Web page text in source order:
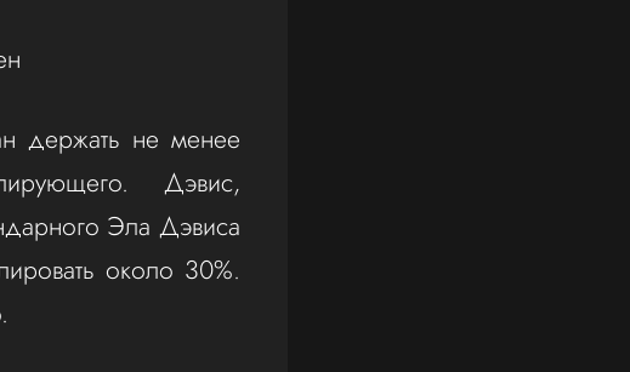
держать не менее
Дэвис,
Эла Дэвиса
около 30%.